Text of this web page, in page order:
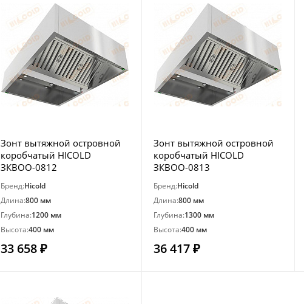
Зонт вытяжной островной
коробчатый HICOLD
ЗКВОО-0812
Бренд:Hicold
Длина:800 мм
Глубина:1200 мм
Высота:400 мм
33 658 ₽
Зонт вытяжной островной
коробчатый HICOLD
ЗКВОО-0813
Бренд:Hicold
Длина:800 мм
Глубина:1300 мм
Высота:400 мм
36 417 ₽